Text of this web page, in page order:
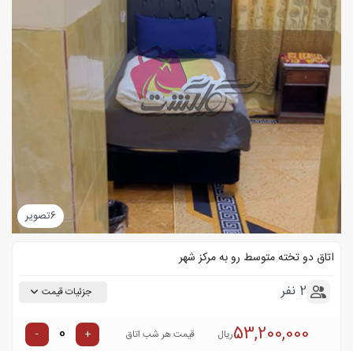
6تصویر
اتاق دو تخته متوسط رو به مرکز شهر
2 نفر جزئیات قیمت
53,200,000ریال قیمت هر شب اتاق +
-